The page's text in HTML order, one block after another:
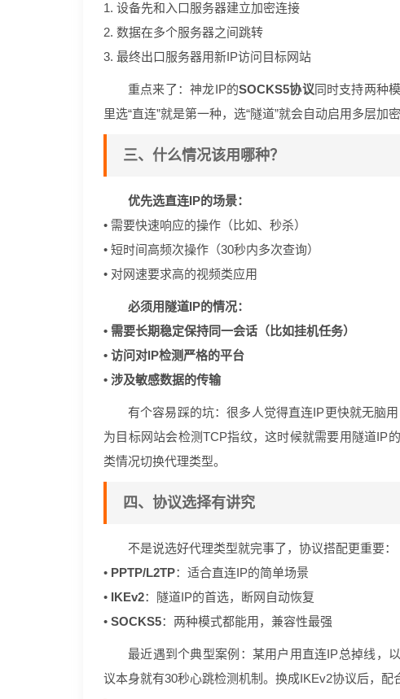
1. 设备先和入口服务器建立加密连接
2. 数据在多个服务器之间跳转
3. 最终出口服务器用新IP访问目标网站
重点来了：神龙IP的SOCKS5协议同时支持两种
里选“直连”就是第一种，选“隧道”就会自动启用多层加密
三、什么情况该用哪种？
优先选直连IP的场景：
• 需要快速响应的操作（比如、秒杀）
• 短时间高频次操作（30秒内多次查询）
• 对网速要求高的视频类应用
必须用隧道IP的情况：
• 需要长期稳定保持同一会话（比如挂机任务）
• 访问对IP检测严格的平台
• 涉及敏感数据的传输
有个容易踩的坑：很多人觉得直连IP更快就无脑
为目标网站会检测TCP指纹，这时候就需要用隧道IP的
类情况切换代理类型。
四、协议选择有讲究
不是说选好代理类型就完事了，协议搭配更重要：
• PPTP/L2TP：适合直连IP的简单场景
• IKEv2：隧道IP的首选，断网自动恢复
• SOCKS5：两种模式都能用，兼容性最强
最近遇到个典型案例：某用户用直连IP总掉线，
议本身就有30秒心跳检测机制。换成IKEv2协议后，配